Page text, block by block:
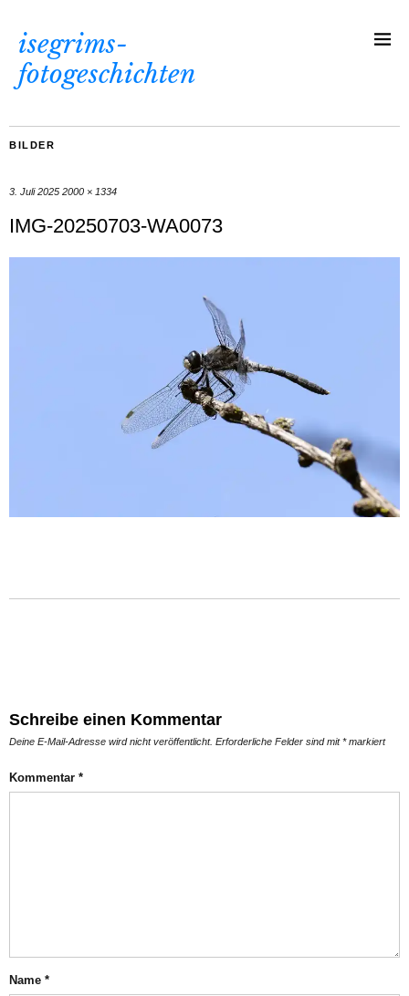
isegrims-
fotogeschichten
BILDER
3. Juli 2025 2000 × 1334
IMG-20250703-WA0073
Schreibe einen Kommentar
Deine E-Mail-Adresse wird nicht veröffentlicht. Erforderliche Felder sind mit*markiert
Kommentar *
Name *